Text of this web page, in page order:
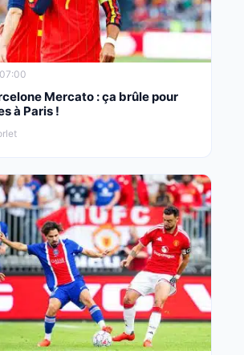
Mercato : ça brûle pour
à Paris !